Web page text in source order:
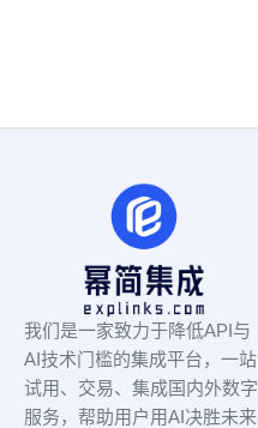
我们是一家致力于降低API与
AI技术门槛的集成平台，一站
试用、交易、集成国内外数字
服务，帮助用户用AI决胜未来